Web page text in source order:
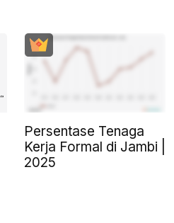
Persentase Tenaga
Kerja Formal di Jambi |
2025